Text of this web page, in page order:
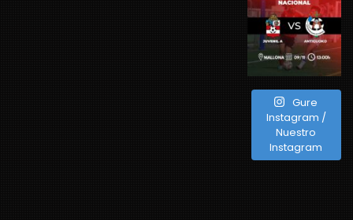
Gure
Instagram /
Nuestro
Instagram